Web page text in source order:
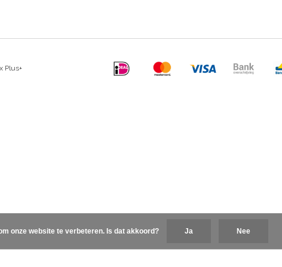
x Plus+
onze website te verbeteren. Is dat akkoord? Ja Nee